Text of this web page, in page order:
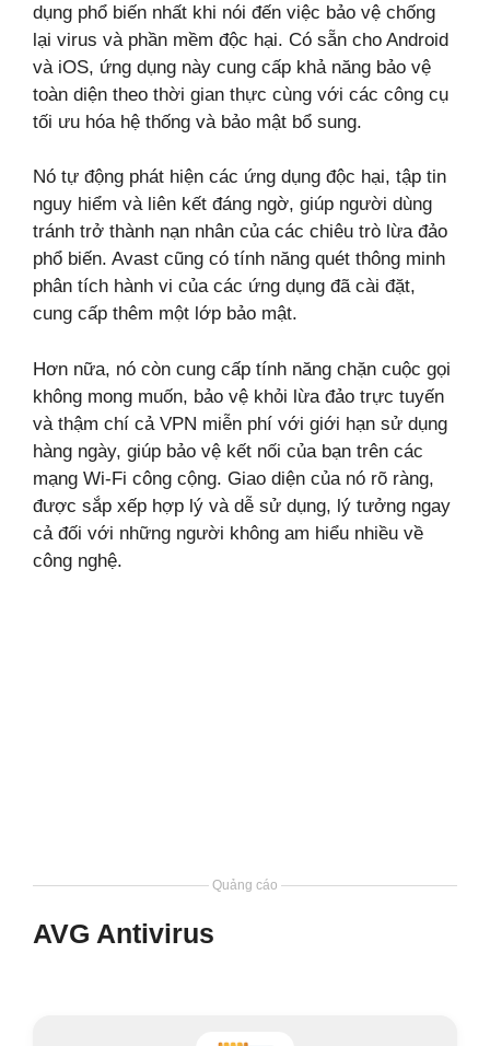
dụng phổ biến nhất khi nói đến việc bảo vệ chống
lại virus và phần mềm độc hại. Có sẵn cho Android
và iOS, ứng dụng này cung cấp khả năng bảo vệ
toàn diện theo thời gian thực cùng với các công cụ
tối ưu hóa hệ thống và bảo mật bổ sung.
Nó tự động phát hiện các ứng dụng độc hại, tập tin
nguy hiểm và liên kết đáng ngờ, giúp người dùng
tránh trở thành nạn nhân của các chiêu trò lừa đảo
phổ biến. Avast cũng có tính năng quét thông minh
phân tích hành vi của các ứng dụng đã cài đặt,
cung cấp thêm một lớp bảo mật.
Hơn nữa, nó còn cung cấp tính năng chặn cuộc gọi
không mong muốn, bảo vệ khỏi lừa đảo trực tuyến
và thậm chí cả VPN miễn phí với giới hạn sử dụng
hàng ngày, giúp bảo vệ kết nối của bạn trên các
mạng Wi-Fi công cộng. Giao diện của nó rõ ràng,
được sắp xếp hợp lý và dễ sử dụng, lý tưởng ngay
cả đối với những người không am hiểu nhiều về
công nghệ.
Quảng cáo
AVG Antivirus